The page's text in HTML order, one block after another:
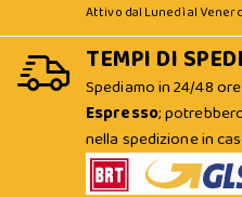
Attivo dal Lunedì al
TEMPI DI
Spediamo in 24/48
Espresso;
nella spedizione in